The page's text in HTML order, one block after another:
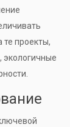
проекты,
экологичные